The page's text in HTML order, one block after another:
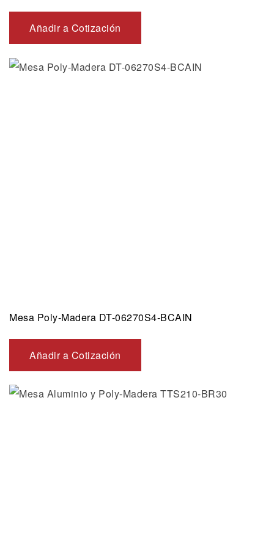
Añadir a Cotización
Mesa Poly-Madera DT-06270S4-BCAIN
Añadir a Cotización